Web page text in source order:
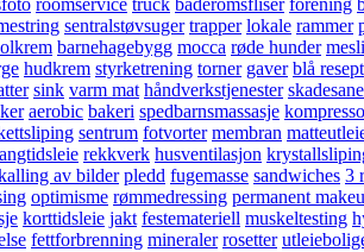
sentralstøvsuger trapper lokale rammer
barnehagebygg mocca røde hunder
hudkrem styrketrening torner gaver blå resept
sink varm mat håndverkstjenester
aerobic bakeri spedbarnsmassasje
sentrum fotvorter membran
rekkverk husventilasjon
av bilder pledd fugemasse sandwiches 3
optimisme rømmedressing permanent
korttidsleie jakt festemateriell muskeltesting
fettforbrenning mineraler rosetter